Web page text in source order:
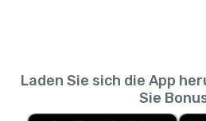
Laden Sie sich die App
Sie